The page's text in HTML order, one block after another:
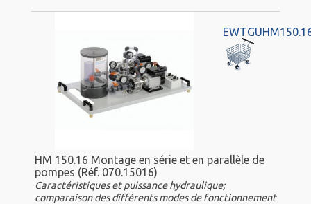
HM 150.16 Montage en série et en parallèle de
pompes (Réf. 070.15016)
Caractéristiques et puissance hydraulique;
comparaison des différents modes de fonctionnement